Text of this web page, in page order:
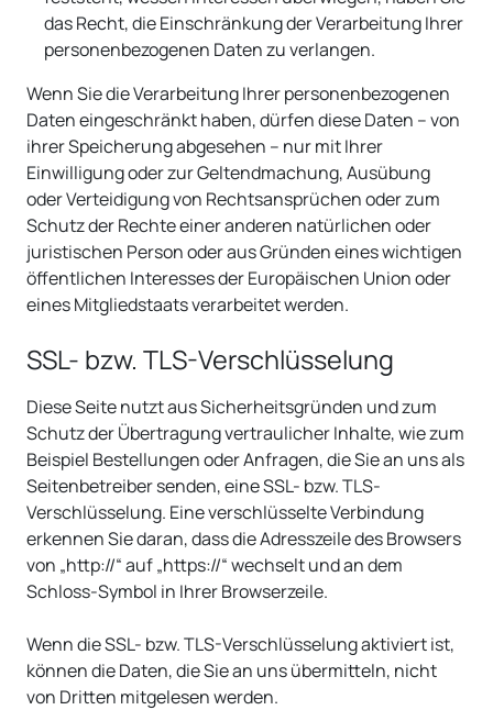
das Recht, die Einschränkung der Verarbeitung Ihrer
personenbezogenen Daten zu verlangen.
Wenn Sie die Verarbeitung Ihrer personenbezogenen
Daten eingeschränkt haben, dürfen diese Daten – von
ihrer Speicherung abgesehen – nur mit Ihrer
Einwilligung oder zur Geltendmachung, Ausübung
oder Verteidigung von Rechtsansprüchen oder zum
Schutz der Rechte einer anderen natürlichen oder
juristischen Person oder aus Gründen eines wichtigen
öffentlichen Interesses der Europäischen Union oder
eines Mitgliedstaats verarbeitet werden.
SSL- bzw. TLS-Verschlüsselung
Diese Seite nutzt aus Sicherheitsgründen und zum
Schutz der Übertragung vertraulicher Inhalte, wie zum
Beispiel Bestellungen oder Anfragen, die Sie an uns als
Seitenbetreiber senden, eine SSL- bzw. TLS-
Verschlüsselung. Eine verschlüsselte Verbindung
erkennen Sie daran, dass die Adresszeile des Browsers
von „http://“ auf „https://“ wechselt und an dem
Schloss-Symbol in Ihrer Browserzeile.
Wenn die SSL- bzw. TLS-Verschlüsselung aktiviert ist,
können die Daten, die Sie an uns übermitteln, nicht
von Dritten mitgelesen werden.